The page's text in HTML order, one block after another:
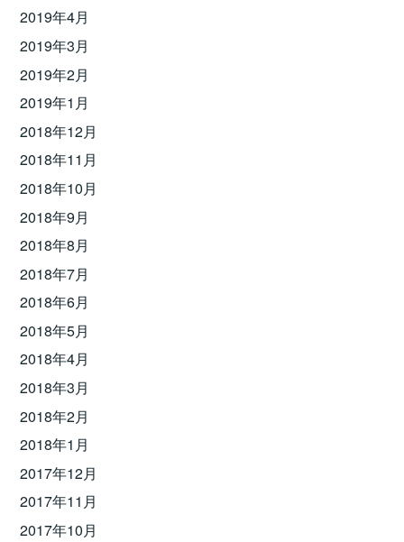
2019年4月
2019年3月
2019年2月
2019年1月
2018年12月
2018年11月
2018年10月
2018年9月
2018年8月
2018年7月
2018年6月
2018年5月
2018年4月
2018年3月
2018年2月
2018年1月
2017年12月
2017年11月
2017年10月